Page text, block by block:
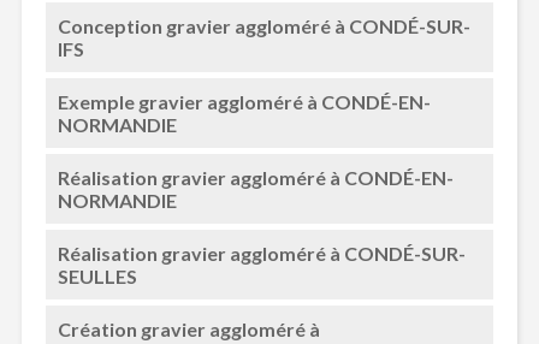
Conception gravier aggloméré à CONDÉ-SUR-
IFS
Exemple gravier aggloméré à CONDÉ-EN-
NORMANDIE
Réalisation gravier aggloméré à CONDÉ-EN-
NORMANDIE
Réalisation gravier aggloméré à CONDÉ-SUR-
SEULLES
Création gravier aggloméré à